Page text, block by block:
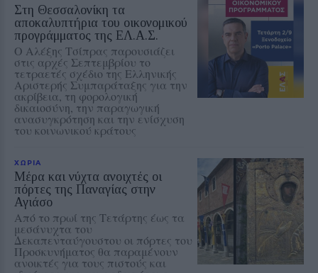
Στη Θεσσαλονίκη τα
αποκαλυπτήρια του οικονομικού
προγράμματος της ΕΛ.Α.Σ.
Ο Αλέξης Τσίπρας παρουσιάζει
στις αρχές Σεπτεμβρίου το
τετραετές σχέδιο της Ελληνικής
Αριστερής Συμπαράταξης για την
ακρίβεια, τη φορολογική
δικαιοσύνη, την παραγωγική
ανασυγκρότηση και την ενίσχυση
του κοινωνικού κράτους
ΧΩΡΙΑ
Μέρα και νύχτα ανοιχτές οι
πόρτες της Παναγίας στην
Αγιάσο
Από το πρωί της Τετάρτης έως τα
μεσάνυχτα του
Δεκαπενταύγουστου οι πόρτες του
Προσκυνήματος θα παραμένουν
ανοικτές για τους πιστούς και